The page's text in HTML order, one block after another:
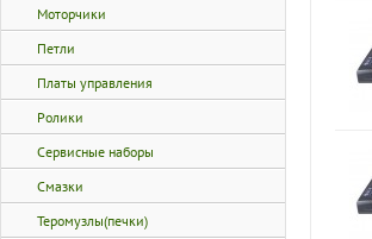
Моторчики
Петли
Платы управления
Ролики
Сервисные наборы
Смазки
Теромузлы(печки)